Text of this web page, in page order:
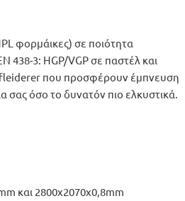
φορμάικες) σε ποιότητα
3: HGP/VGP σε παστέλ και
που προσφέρουν έμπνευση
σας όσο το δυνατόν πιο ελκυστικά.
και 2800x2070x0,8mm